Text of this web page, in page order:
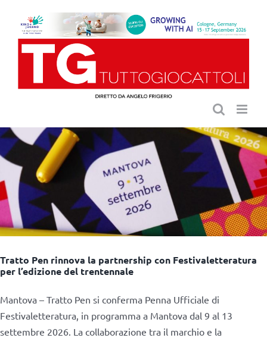
contenuto
Tratto Pen rinnova la partnership con Festivaletteratura
per l’edizione del trentennale
Mantova – Tratto Pen si conferma Penna Ufficiale di
Festivaletteratura, in programma a Mantova dal 9 al 13
settembre 2026. La collaborazione tra il marchio e la